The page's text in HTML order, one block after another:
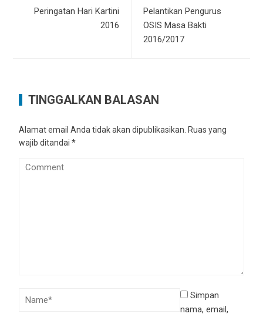
Peringatan Hari Kartini
2016
Pelantikan Pengurus
OSIS Masa Bakti
2016/2017
TINGGALKAN BALASAN
Alamat email Anda tidak akan dipublikasikan. Ruas yang
wajib ditandai*
Simpan
nama, email,